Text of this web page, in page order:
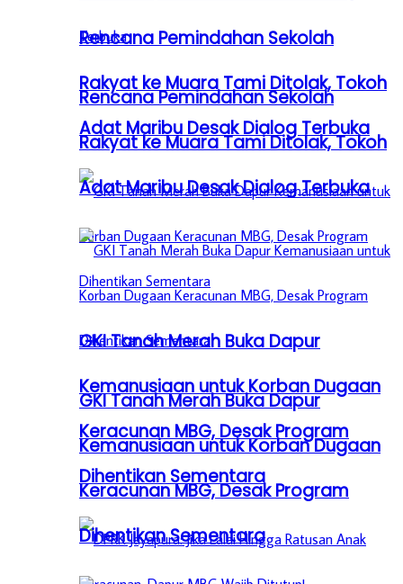
Rencana Pemindahan Sekolah
Rakyat ke Muara Tami Ditolak, Tokoh
Adat Maribu Desak Dialog Terbuka
GKI Tanah Merah Buka Dapur
Kemanusiaan untuk Korban Dugaan
Keracunan MBG, Desak Program
Dihentikan Sementara
Rencana Pemindahan Sekolah
Rakyat ke Muara Tami Ditolak, Tokoh
Adat Maribu Desak Dialog Terbuka
GKI Tanah Merah Buka Dapur
Kemanusiaan untuk Korban Dugaan
Keracunan MBG, Desak Program
Dihentikan Sementara